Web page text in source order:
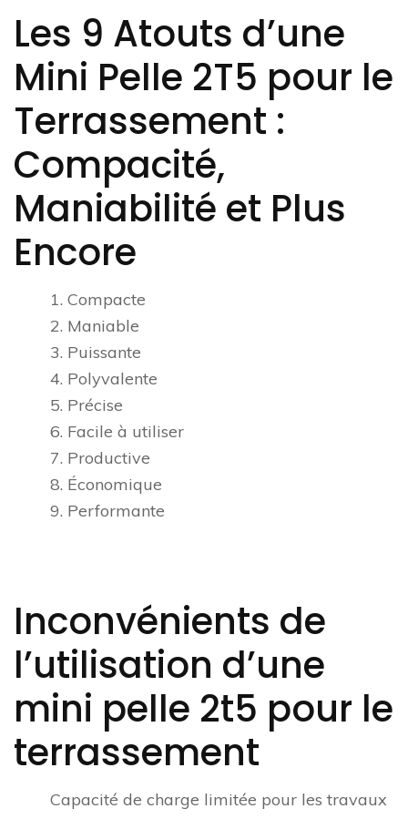
Les 9 Atouts d’une
Mini Pelle 2T5 pour le
Terrassement :
Compacité,
Maniabilité et Plus
Encore
1. Compacte
2. Maniable
3. Puissante
4. Polyvalente
5. Précise
6. Facile à utiliser
7. Productive
8. Économique
9. Performante
Inconvénients de
l’utilisation d’une
mini pelle 2t5 pour le
terrassement
Capacité de charge limitée pour les travaux